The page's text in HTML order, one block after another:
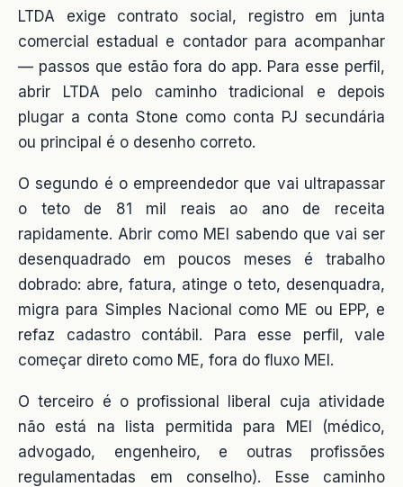
LTDA exige contrato social, registro em junta
comercial estadual e contador para acompanhar
— passos que estão fora do app. Para esse perfil,
abrir LTDA pelo caminho tradicional e depois
plugar a conta Stone como conta PJ secundária
ou principal é o desenho correto.
O segundo é o empreendedor que vai ultrapassar
o teto de 81 mil reais ao ano de receita
rapidamente. Abrir como MEI sabendo que vai ser
desenquadrado em poucos meses é trabalho
dobrado: abre, fatura, atinge o teto, desenquadra,
migra para Simples Nacional como ME ou EPP, e
refaz cadastro contábil. Para esse perfil, vale
começar direto como ME, fora do fluxo MEI.
O terceiro é o profissional liberal cuja atividade
não está na lista permitida para MEI (médico,
advogado, engenheiro, e outras profissões
regulamentadas em conselho). Esse caminho